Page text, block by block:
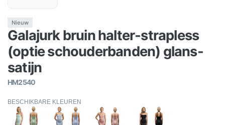
Nieuw
Galajurk bruin halter-strapless
(optie schouderbanden) glans-
satijn
HM2540
BESCHIKBARE KLEUREN